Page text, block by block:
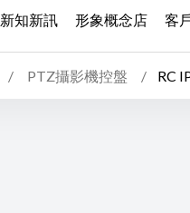
新知新訊 形象概念店 客
PTZ攝影機控盤 RC